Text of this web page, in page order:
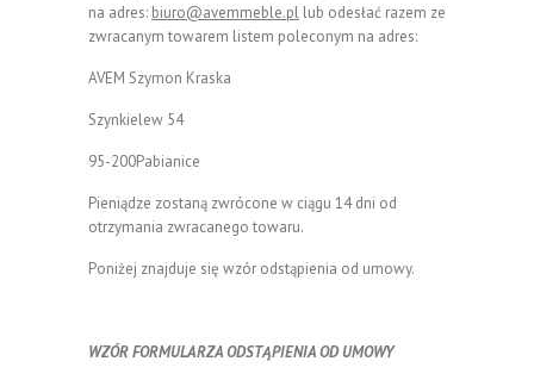
na adres: biuro@avemmeble.pl lub odesłać razem ze
zwracanym towarem listem poleconym na adres:
AVEM Szymon Kraska
Szynkielew 54
95-200Pabianice
Pieniądze zostaną zwrócone w ciągu 14 dni od
otrzymania zwracanego towaru.
Poniżej znajduje się wzór odstąpienia od umowy.
WZÓR FORMULARZA ODSTĄPIENIA OD UMOWY